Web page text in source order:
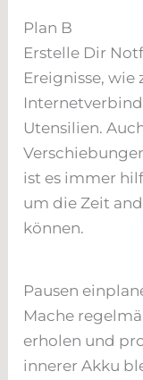
Plan B
Erstelle Dir
Ereignisse, wie
Utensilien.
ist es immer
um die Zeit
können.
Pausen
Mache
erholen und
innerer Akku